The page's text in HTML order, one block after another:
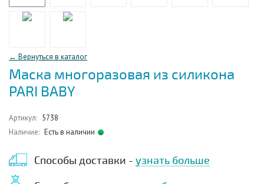
← Вернуться в каталог
Маска многоразовая из силикона
PARI BABY
Артикул: 5738
Наличие: Есть в наличии
Способы доставки - узнать больше